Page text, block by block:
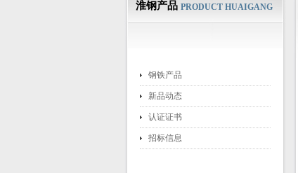
淮钢产品 PRODUCT HUAIGANG
钢铁产品
新品动态
认证证书
招标信息